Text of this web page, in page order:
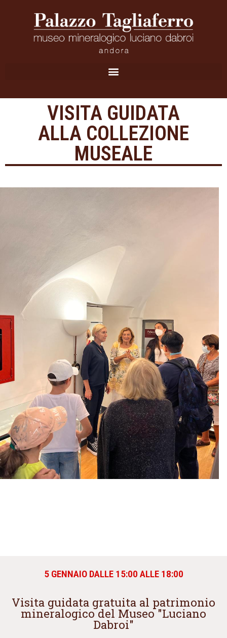
VISITA GUIDATA
ALLA COLLEZIONE
MUSEALE
5 GENNAIO DALLE 15:00 ALLE 18:00
Visita guidata gratuita al patrimonio
mineralogico del Museo "Luciano
Dabroi"